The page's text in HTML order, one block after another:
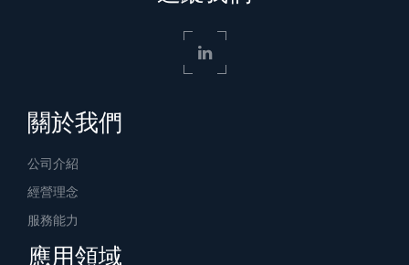
關於我們
公司介紹
經營理念
服務能力
應用領域